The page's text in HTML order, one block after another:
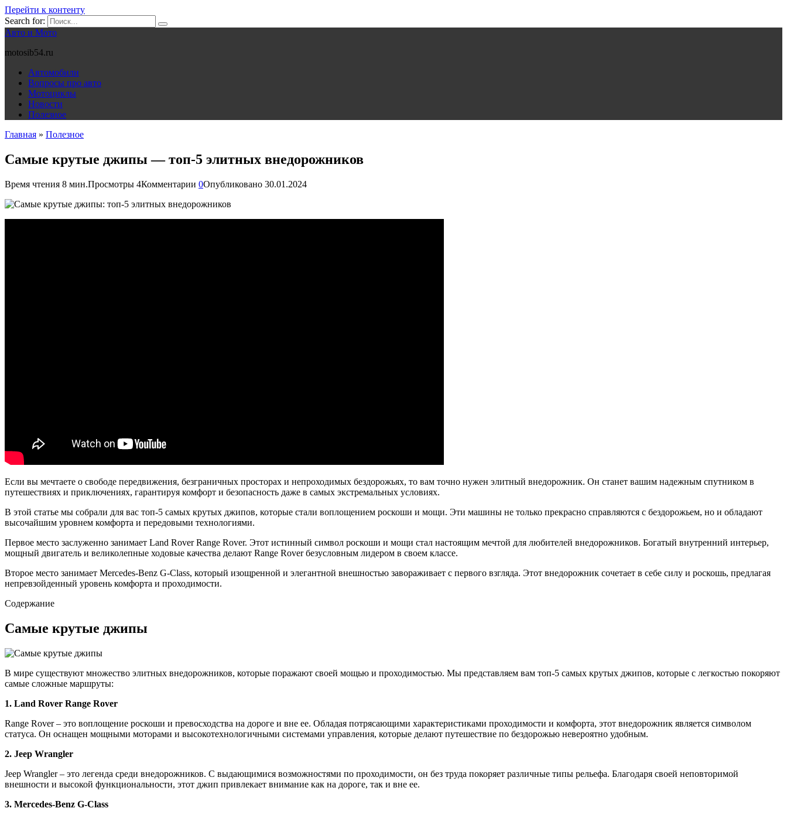
Перейти к контенту
Search for:
Авто и Мото
motosib54.ru
Автомобили
Вопросы про авто
Мотоциклы
Новости
Полезное
Главная » Полезное
Самые крутые джипы — топ-5 элитных внедорожников
Время чтения 8 мин.Просмотры 4Комментарии 0Опубликовано 30.01.2024
Если вы мечтаете о свободе передвижения, безграничных просторах и непроходимых бездорожьях, то вам точно нужен элитный внедорожник. Он станет вашим надежным спутником в
путешествиях и приключениях, гарантируя комфорт и безопасность даже в самых экстремальных условиях.
В этой статье мы собрали для вас топ-5 самых крутых джипов, которые стали воплощением роскоши и мощи. Эти машины не только прекрасно справляются с бездорожьем, но и обладают
высочайшим уровнем комфорта и передовыми технологиями.
Первое место заслуженно занимает Land Rover Range Rover. Этот истинный символ роскоши и мощи стал настоящим мечтой для любителей внедорожников. Богатый внутренний интерьер,
мощный двигатель и великолепные ходовые качества делают Range Rover безусловным лидером в своем классе.
Второе место занимает Mercedes-Benz G-Class, который изощренной и элегантной внешностью завораживает с первого взгляда. Этот внедорожник сочетает в себе силу и роскошь, предлагая
непревзойденный уровень комфорта и проходимости.
Содержание
Самые крутые джипы
В мире существуют множество элитных внедорожников, которые поражают своей мощью и проходимостью. Мы представляем вам топ-5 самых крутых джипов, которые с легкостью покоряют
самые сложные маршруты:
1. Land Rover Range Rover
Range Rover – это воплощение роскоши и превосходства на дороге и вне ее. Обладая потрясающими характеристиками проходимости и комфорта, этот внедорожник является символом
статуса. Он оснащен мощными моторами и высокотехнологичными системами управления, которые делают путешествие по бездорожью невероятно удобным.
2. Jeep Wrangler
Jeep Wrangler – это легенда среди внедорожников. С выдающимися возможностями по проходимости, он без труда покоряет различные типы рельефа. Благодаря своей неповторимой
внешности и высокой функциональности, этот джип привлекает внимание как на дороге, так и вне ее.
3. Mercedes-Benz G-Class